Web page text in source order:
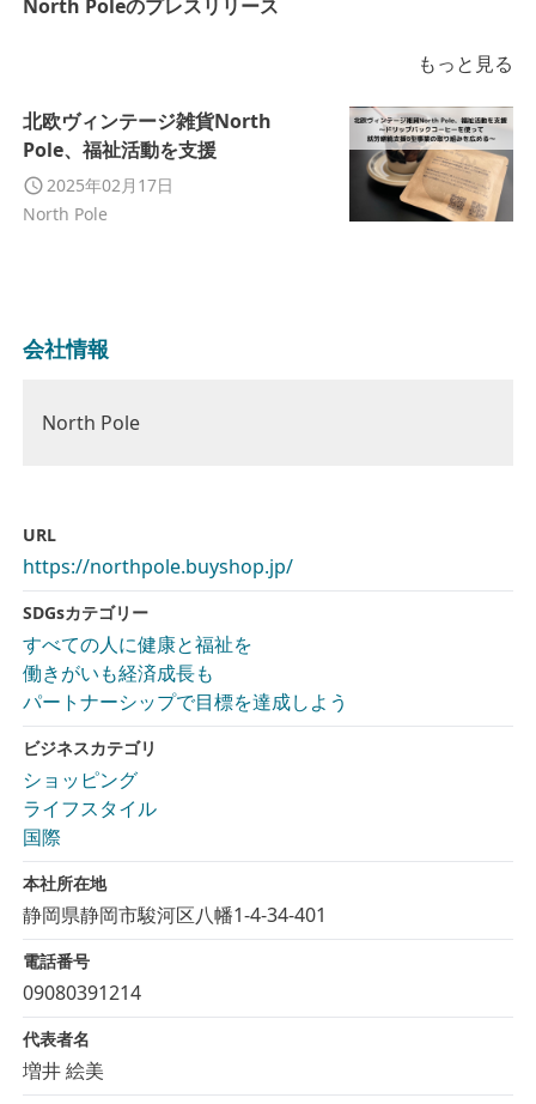
North Poleのプレスリリース
もっと見る
北欧ヴィンテージ雑貨North
Pole、福祉活動を支援
2025年02月17日
North Pole
会社情報
North Pole
URL
https://northpole.buyshop.jp/
SDGsカテゴリー
すべての人に健康と福祉を
働きがいも経済成長も
パートナーシップで目標を達成しよう
ビジネスカテゴリ
ショッピング
ライフスタイル
国際
本社所在地
静岡県静岡市駿河区八幡1-4-34-401
電話番号
09080391214
代表者名
増井 絵美